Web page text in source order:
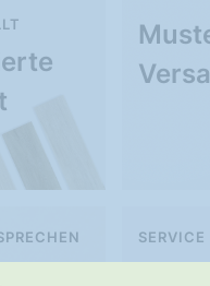
SERVICE